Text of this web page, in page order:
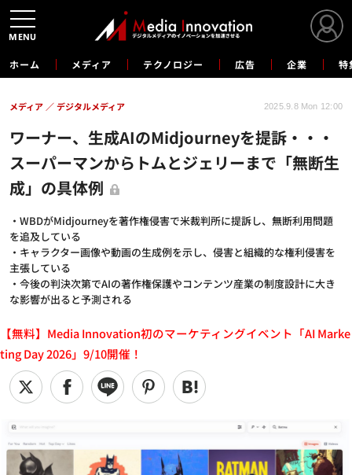
ホーム メディア テクノロジー 広告 企業 特
ワーナー、生成AIのMidjourneyを提訴・・・
スーパーマンからトムとジェリーまで「無断生
成」の具体例
・WBDがMidjourneyを著作権侵害で米裁判所に提訴し、無断利用問題
を追及している
・キャラクター画像や動画の生成例を示し、侵害と組織的な権利侵害を
主張している
・今後の判決次第でAIの著作権保護やコンテンツ産業の制度設計に大き
な影響が出ると予測される
メディア デジタルメディア 2025.9.8 Mon 12:00
【無料】Media Innovation初のマーケティングイベント「AI Marke
ting Day 2026」9/10開催！
MENU